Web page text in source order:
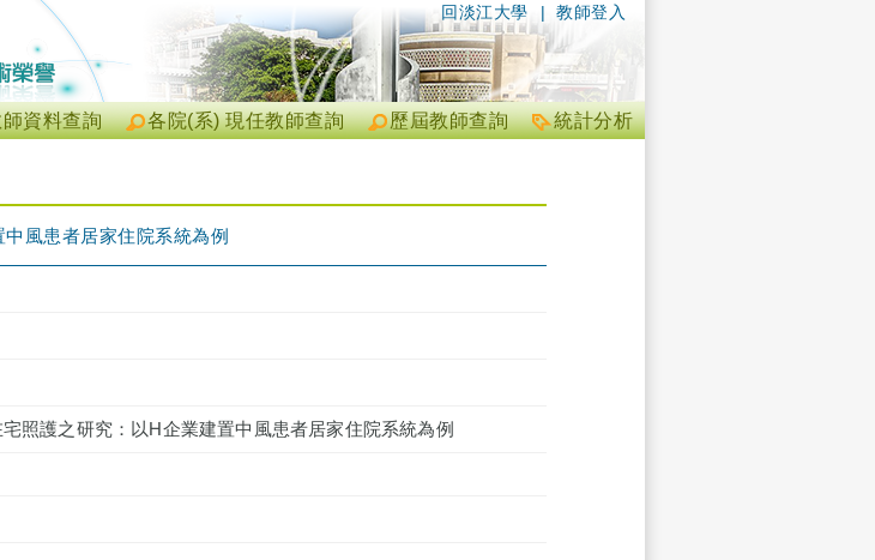
| 教師登入
回淡江大學
統計分析
歷屆教師查詢
各院(系) 現任教師查詢
資料查詢
風患者居家住院系統為例
照護之研究：以H企業建置中風患者居家住院系統為例